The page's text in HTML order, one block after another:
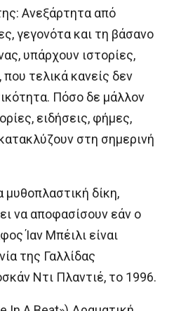
Ανεξάρτητα από
γεγονότα και τη βάσανο
υπάρχουν ιστορίες,
τελικά κανείς δεν
Πόσο δε μάλλον
ειδήσεις, φήμες,
στη σημερινή
μυθοπλαστική δίκη,
να αποφασίσουν εάν ο
Ίαν Μπέιλι είναι
της Γαλλίδας
Ντι Πλαντιέ, το 1996.